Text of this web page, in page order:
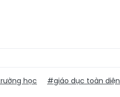
học #giáo dục toàn diện